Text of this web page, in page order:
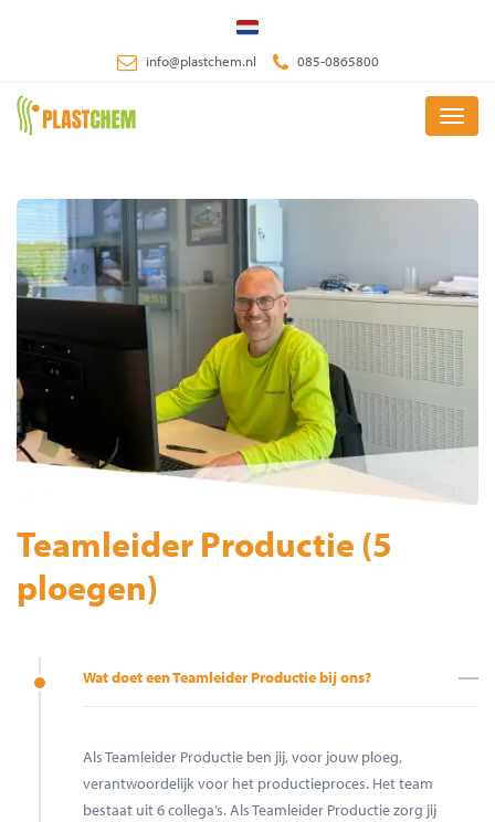
content
info@plastchem.nl 085-0865800
Menu
Teamleider Productie (5
ploegen)
Wat doet een Teamleider Productie bij ons?
Als Teamleider Productie ben jij, voor jouw ploeg,
verantwoordelijk voor het productieproces. Het team
bestaat uit 6 collega’s. Als Teamleider Productie zorg jij